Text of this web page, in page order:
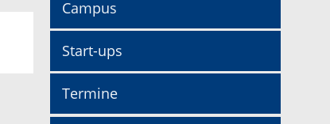
Campus
Start-ups
Termine